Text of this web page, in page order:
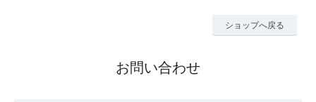
ショップへ戻る
お問い合わせ